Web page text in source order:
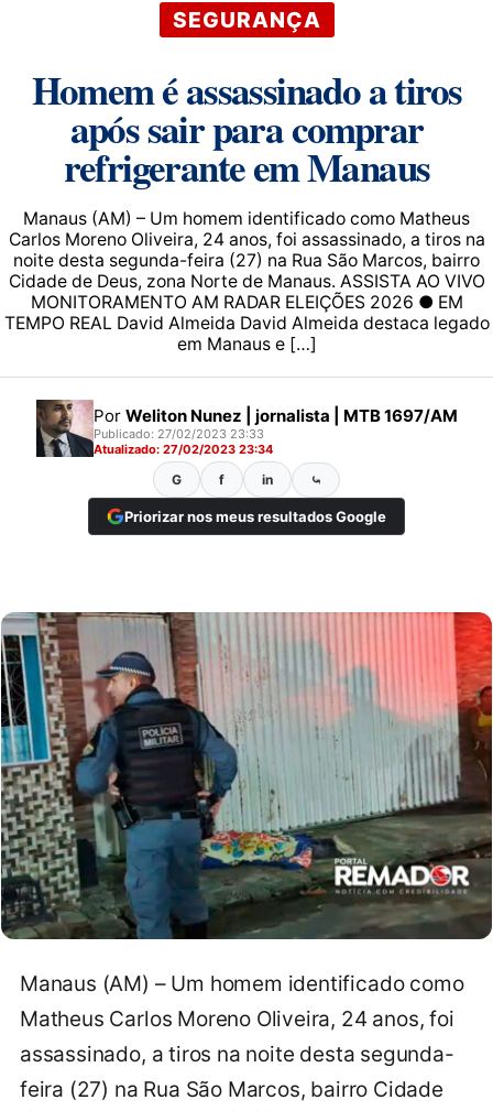
SEGURANÇA
Homem é assassinado a tiros
após sair para comprar
refrigerante em Manaus
Manaus (AM) – Um homem identificado como Matheus
Carlos Moreno Oliveira, 24 anos, foi assassinado, a tiros na
noite desta segunda-feira (27) na Rua São Marcos, bairro
Cidade de Deus, zona Norte de Manaus. ASSISTA AO VIVO
MONITORAMENTO AM RADAR ELEIÇÕES 2026 ● EM
TEMPO REAL David Almeida David Almeida destaca legado
em Manaus e […]
Por Weliton Nunez | jornalista | MTB 1697/AM
Publicado: 27/02/2023 23:33
Atualizado: 27/02/2023 23:34
G f in ⤿
Priorizar nos meus resultados Google
Manaus (AM) – Um homem identificado como
Matheus Carlos Moreno Oliveira, 24 anos, foi
assassinado, a tiros na noite desta segunda-
feira (27) na Rua São Marcos, bairro Cidade